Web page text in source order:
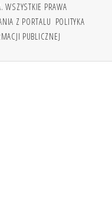
PRAWA
Z PORTALU POLITYKA
PUBLICZNEJ